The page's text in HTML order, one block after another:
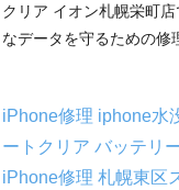
クリア イオン札幌栄町
なデータを守るための
iPhone修理 iphone水
ートクリア バッテリ
iPhone修理 札幌東区